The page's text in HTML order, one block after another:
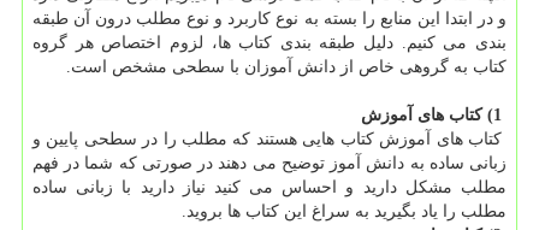
و در ابتدا این منابع را بسته به نوع کاربرد و نوع مطلب درون آن طبقه
بندی می کنیم. دلیل طبقه بندی کتاب ها، لزوم اختصاص هر گروه
کتاب به گروهی خاص از دانش آموزان با سطحی مشخص است.
کتاب های آموزش کتاب هایی هستند که مطلب را در سطحی پایین و
زبانی ساده به دانش آموز توضیح می دهند در صورتی که شما در فهم
مطلب مشکل دارید و احساس می کنید نیاز دارید با زبانی ساده
مطلب را یاد بگیرید به سراغ این کتاب ها بروید.